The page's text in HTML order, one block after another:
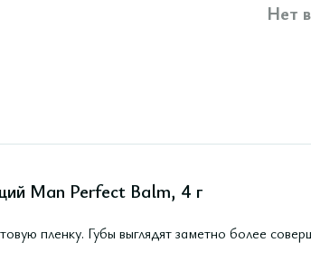
Нет
Man Perfect Balm, 4 г
пленку. Губы выглядят заметно более